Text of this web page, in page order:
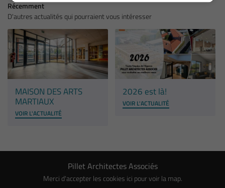
Récemment
D'autres actualités qui pourraient vous intéresser
MAISON DES ARTS
MARTIAUX
VOIR L'ACTUALITÉ
2026 est là!
VOIR L'ACTUALITÉ
Pillet Architectes Associés
Merci d'accepter les cookies ici pour voir la map.